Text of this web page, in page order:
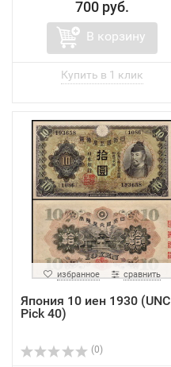
700 руб.
В корзину
избранное сравнить
Япония 10 иен 1930 (UNC
Pick 40)
(0)